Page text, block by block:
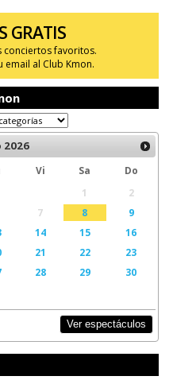
GRATIS
conciertos favoritos.
al Club Kmon.
2026
Vi Sa
Do
1
2
7 8
9
14 15
16
21 22
23
28 29
30
Ver espectáculos